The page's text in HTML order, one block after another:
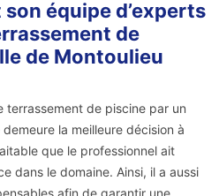
équipe d’experts
de
de Montoulieu
terrassement de piscine par un
la meilleure décision à
que le professionnel ait
dans le domaine. Ainsi, il a aussi